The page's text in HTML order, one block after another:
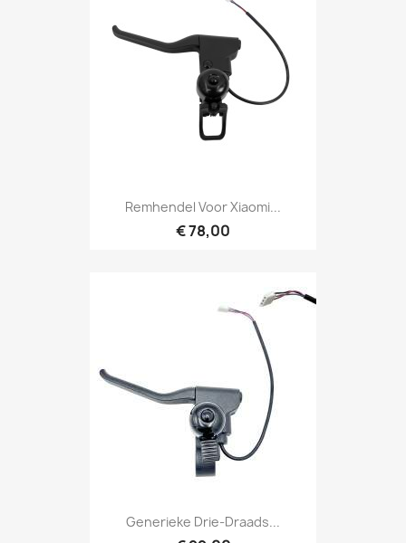
Remhendel Voor Xiaomi...
€ 78,00
Generieke Drie-Draads...